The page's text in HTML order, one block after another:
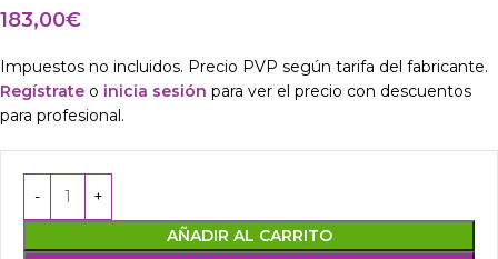
183,00€
Impuestos no incluidos. Precio PVP según tarifa del fabricante.
Regístrate o inicia sesión para ver el precio con descuentos
para profesional.
AÑADIR AL CARRITO